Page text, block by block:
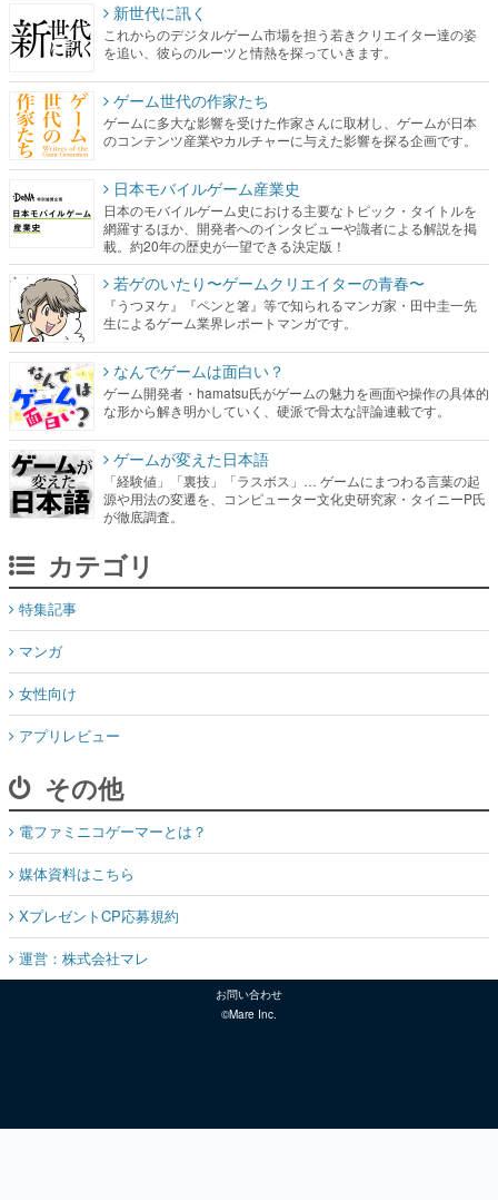
新世代に訊く
これからのデジタルゲーム市場を担う若きクリエイター達の姿
を追い、彼らのルーツと情熱を探っていきます。
ゲーム世代の作家たち
ゲームに多大な影響を受けた作家さんに取材し、ゲームが日本
のコンテンツ産業やカルチャーに与えた影響を探る企画です。
日本モバイルゲーム産業史
日本のモバイルゲーム史における主要なトピック・タイトルを
網羅するほか、開発者へのインタビューや識者による解説を掲
載。約20年の歴史が一望できる決定版！
若ゲのいたり〜ゲームクリエイターの青春〜
『うつヌケ』『ペンと箸』等で知られるマンガ家・田中圭一先
生によるゲーム業界レポートマンガです。
なんでゲームは面白い？
ゲーム開発者・hamatsu氏がゲームの魅力を画面や操作の具体的
な形から解き明かしていく、硬派で骨太な評論連載です。
ゲームが変えた日本語
「経験値」「裏技」「ラスボス」… ゲームにまつわる言葉の起
源や用法の変遷を、コンピューター文化史研究家・タイニーP氏
が徹底調査。
カテゴリ
特集記事
マンガ
女性向け
アプリレビュー
その他
電ファミニコゲーマーとは？
媒体資料はこちら
XプレゼントCP応募規約
運営：株式会社マレ
お問い合わせ
©Mare Inc.